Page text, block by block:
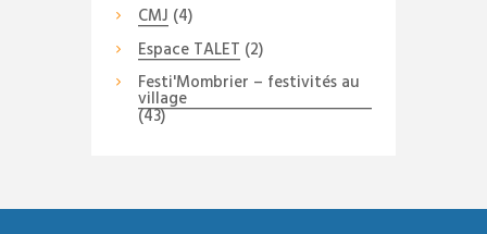
CMJ (4)
Espace TALET (2)
Festi'Mombrier – festivités au
village
(43)